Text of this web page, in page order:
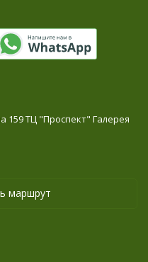
159 ТЦ "Проспект" Галерея
маршрут